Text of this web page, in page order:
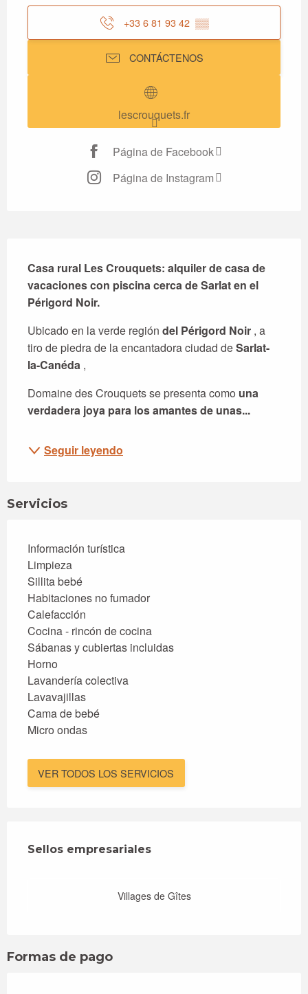
+33 6 81 93 42 ▒▒
CONTÁCTENOS
lescrouquets.fr
Página de Facebook
Página de Instagram
Casa rural Les Crouquets: alquiler de casa de
vacaciones con piscina cerca de Sarlat en el
Périgord Noir.
Ubicado en la verde región del Périgord Noir , a
tiro de piedra de la encantadora ciudad de Sarlat-
la-Canéda ,
Domaine des Crouquets se presenta como una
verdadera joya para los amantes de unas...
Seguir leyendo
Servicios
Información turística
Limpieza
Sillita bebé
Habitaciones no fumador
Calefacción
Cocina - rincón de cocina
Sábanas y cubiertas incluidas
Horno
Lavandería colectiva
Lavavajillas
Cama de bebé
Micro ondas
VER TODOS LOS SERVICIOS
Sellos empresariales
Sellos empresariales
Villages de Gîtes
Formas de pago